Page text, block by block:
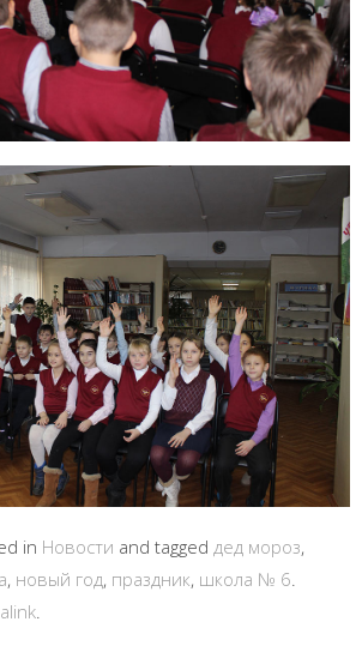
in Новости and tagged дед мороз,
, новый год, праздник, школа № 6.
.